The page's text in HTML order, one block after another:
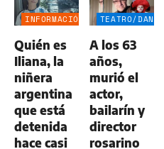
INFORMACIÓN
Quién es
Iliana, la
niñera
argentina
que está
detenida
hace casi
TEATRO/DANZA
A los 63
años,
murió el
actor,
bailarín y
director
rosarino